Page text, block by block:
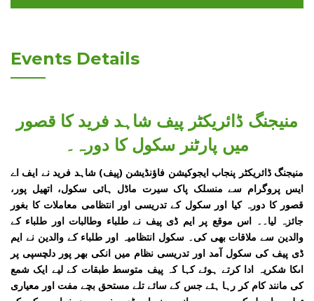
Events Details
منیجنگ ڈائریکٹر پیف شاہد فرید کا قصور
میں پارٹنر سکول کا دورہ۔
منیجنگ ڈائریکٹر پنجاب ایجوکیشن فاؤنڈیشن (پیف) شاہد فرید نے ایف اے
ایس پروگرام سے منسلک پاک سیرت ماڈل ہائی سکول، اتھیل پور،
قصور کا دورہ کیا اور سکول کے تدریسی اور انتظامی معاملات کا بغور
جائزہ لیا۔۔ اس موقع پر ایم ڈی پیف نے طلباء وطالبات اور طلباء کے
والدین سے ملاقات بھی کی۔ سکول انتظامیہ اور طلباء کے والدین نے ایم
ڈی پیف کی سکول آمد اور تدریسی نظام میں انکی بھر پور دلچسپی پر
اںکا شکریہ ادا کرتے ہوئے کہا کہ پیف متوسط طبقات کے لیے ایک شمع
کی مانند کام کر رہا ہئے جس کے سائے تلے مستحق بچے مفت اور معیاری